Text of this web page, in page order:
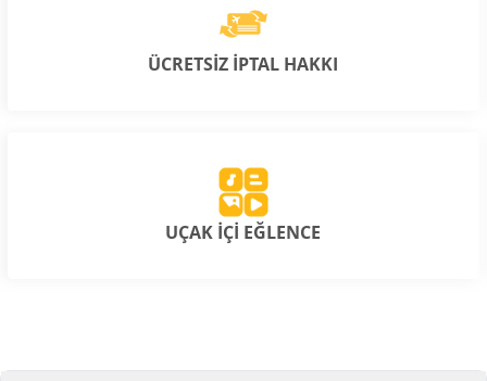
ÜCRETSİZ İPTAL HAKKI
UÇAK İÇİ EĞLENCE